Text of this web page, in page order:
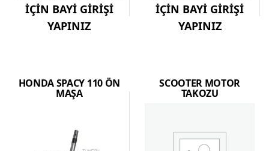
İÇİN BAYİ GİRİŞİ
YAPINIZ
İÇİN BAYİ GİRİŞİ
YAPINIZ
HONDA SPACY 110 ÖN
MAŞA
SCOOTER MOTOR
TAKOZU